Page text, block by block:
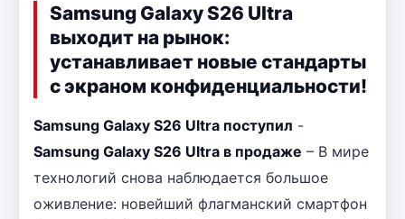
Samsung Galaxy S26 Ultra
выходит на рынок:
устанавливает новые стандарты
с экраном конфиденциальности!
Samsung Galaxy S26 Ultra поступил -
Samsung Galaxy S26 Ultra в продаже – В мире
технологий снова наблюдается большое
оживление: новейший флагманский смартфон